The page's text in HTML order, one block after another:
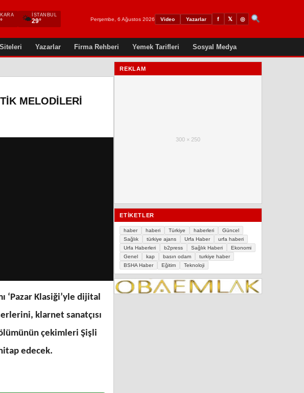
🌤 İSTANBUL
29° Perşembe, 6 Ağustos 2026 Video Yazarlar f 𝕏 ◎
Yazarlar Firma Rehberi Yemek Tarifleri Sosyal Medya
MELODILERI
‘Pazar Klasiği’yle dijital
klarnet sanatçısı
çekimleri Şişli
edecek.
REKLAM
300 × 250
ETIKETLER
haber haberi Türkiye haberleri
Güncel
Sağlık
türkiye ajans Urfa Haber
urfa haberi
Urfa Haberleri
b2press Sağlık Haberi
Ekonomi
Genel
kap basın odam
turkiye haber
BSHA Haber
Eğitim Teknoloji